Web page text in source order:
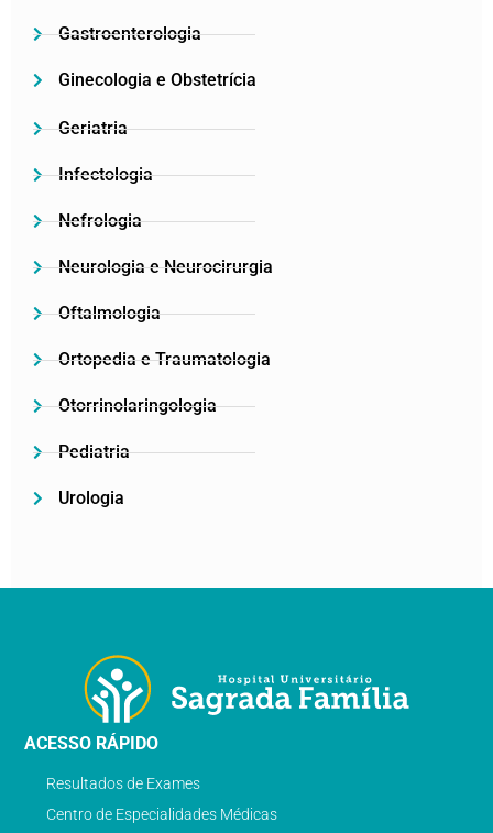
Gastroenterologia
Ginecologia e Obstetrícia
Geriatria
Infectologia
Nefrologia
Neurologia e Neurocirurgia
Oftalmologia
Ortopedia e Traumatologia
Otorrinolaringologia
Pediatria
Urologia
ACESSO RÁPIDO
Resultados de Exames
Centro de Especialidades Médicas